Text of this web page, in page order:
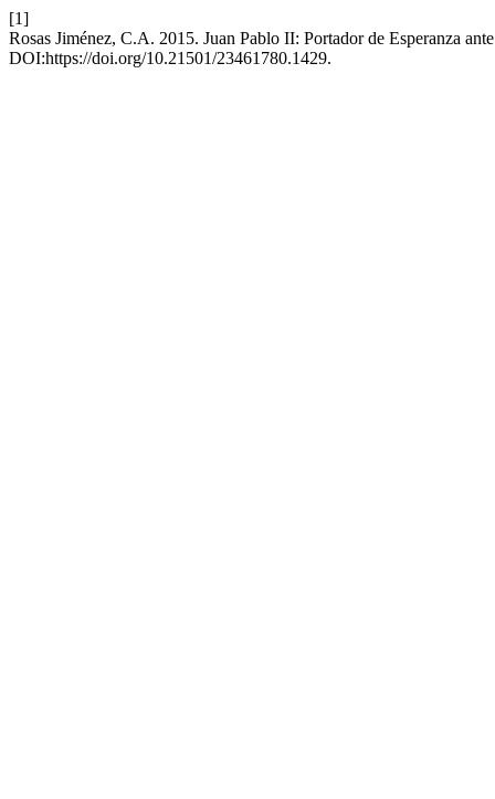
[1]
Rosas Jiménez, C.A. 2015. Juan Pablo II: Portador de Esperanza
DOI:https://doi.org/10.21501/23461780.1429.